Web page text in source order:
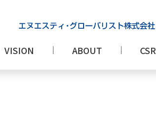
VISION ABOUT CSR